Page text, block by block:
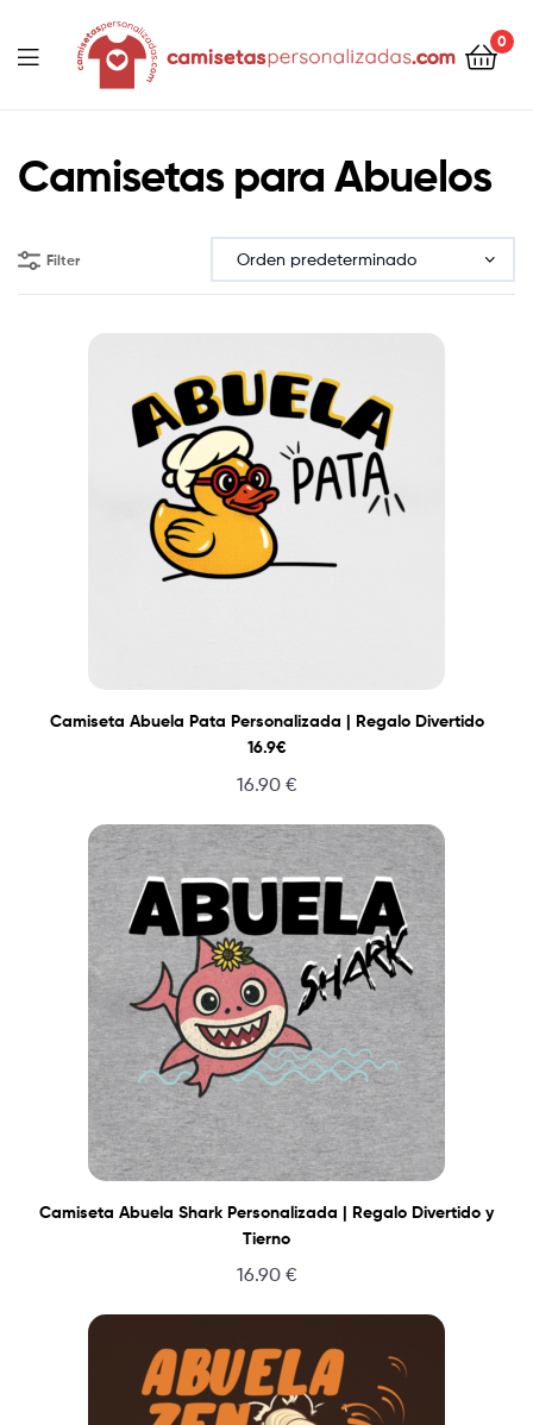
Camisetaspersonalizadas.com
0
Camisetas para Abuelos
Filter
Camiseta Abuela Pata Personalizada | Regalo Divertido
16.9€
16.90 €
Camiseta Abuela Shark Personalizada | Regalo Divertido y
Tierno
16.90 €